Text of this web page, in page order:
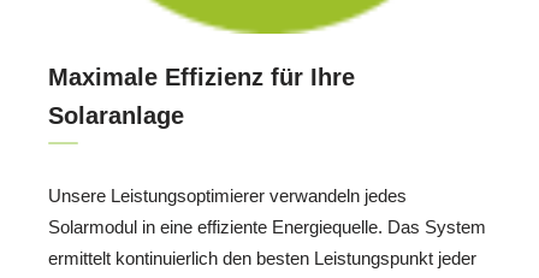
Maximale Effizienz für Ihre
Solaranlage
Unsere Leistungsoptimierer verwandeln jedes
Solarmodul in eine effiziente Energiequelle. Das System
ermittelt kontinuierlich den besten Leistungspunkt jeder